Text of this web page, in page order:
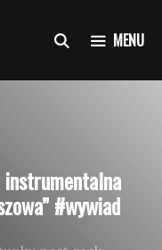
MENU
instrumentalna
#wywiad